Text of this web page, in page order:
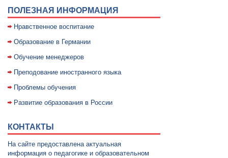
ПОЛЕЗНАЯ ИНФОРМАЦИЯ
Нравственное воспитание
Образование в Германии
Обучение менеджеров
Преподование иностранного языка
Проблемы обучения
Развитие образования в России
КОНТАКТЫ
На сайте предоставлена актуальная
информация о педагогике и образовательном